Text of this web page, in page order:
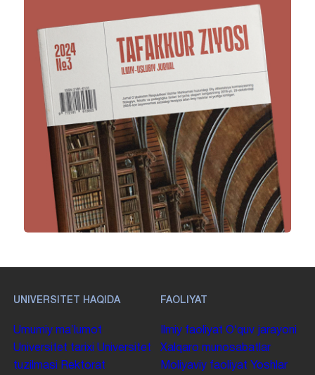
UNIVERSITET HAQIDA
Umumiy maʼlumot
Universitet tarixi Universitet
tuzilmasi Rektorat
FAOLIYAT
Ilmiy faoliyat Oʻquv jarayoni
Xalqaro munosabatlar
Moliyaviy faoliyat Yoshlar